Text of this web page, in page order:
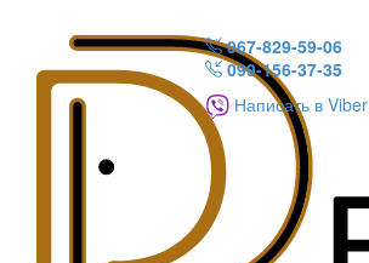
067-829-59-06
099-156-37-35
Написать в Viber